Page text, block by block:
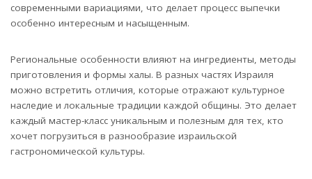
современными вариациями, что делает процесс выпечки
особенно интересным и насыщенным.
Региональные особенности влияют на ингредиенты, методы
приготовления и формы халы. В разных частях Израиля
можно встретить отличия, которые отражают культурное
наследие и локальные традиции каждой общины. Это делает
каждый мастер-класс уникальным и полезным для тех, кто
хочет погрузиться в разнообразие израильской
гастрономической культуры.